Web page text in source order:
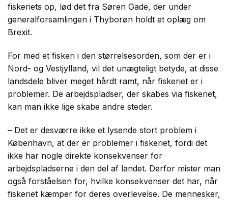
fiskeriets op, lød det fra Søren Gade, der under
generalforsamlingen i Thyborøn holdt et oplæg om
Brexit.
For med et fiskeri i den størrelsesorden, som der er i
Nord- og Vestjylland, vil det unægteligt betyde, at disse
landsdele bliver meget hårdt ramt, når fiskeriet er i
problemer. De arbejdspladser, der skabes via fiskeriet,
kan man ikke lige skabe andre steder.
– Det er desværre ikke et lysende stort problem i
København, at der er problemer i fiskeriet, fordi det
ikke har nogle direkte konsekvenser for
arbejdspladserne i den del af landet. Derfor mister man
også forståelsen for, hvilke konsekvenser det har, når
fiskeriet kæmper for deres overlevelse. De mennesker,